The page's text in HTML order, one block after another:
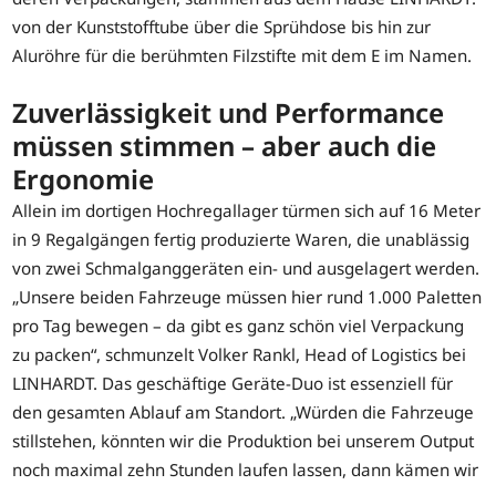
von der Kunststofftube über die Sprühdose bis hin zur
Aluröhre für die berühmten Filzstifte mit dem E im Namen.
Zuverlässigkeit und Performance
müssen stimmen – aber auch die
Ergonomie
Allein im dortigen Hochregallager türmen sich auf 16 Meter
in 9 Regalgängen fertig produzierte Waren, die unablässig
von zwei Schmalganggeräten ein- und ausgelagert werden.
„Unsere beiden Fahrzeuge müssen hier rund 1.000 Paletten
pro Tag bewegen – da gibt es ganz schön viel Verpackung
zu packen“, schmunzelt Volker Rankl, Head of Logistics bei
LINHARDT. Das geschäftige Geräte-Duo ist essenziell für
den gesamten Ablauf am Standort. „Würden die Fahrzeuge
stillstehen, könnten wir die Produktion bei unserem Output
noch maximal zehn Stunden laufen lassen, dann kämen wir